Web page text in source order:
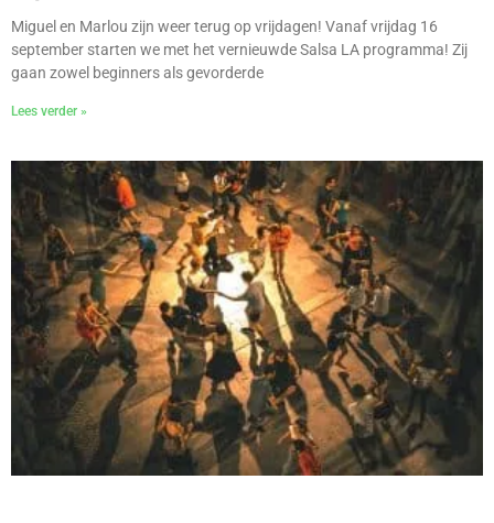
Miguel en Marlou zijn weer terug op vrijdagen! Vanaf vrijdag 16
september starten we met het vernieuwde Salsa LA programma! Zij
gaan zowel beginners als gevorderde
Lees verder »